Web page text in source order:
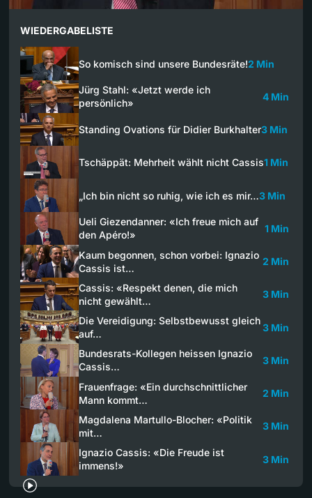
WIEDERGABELISTE
So komisch sind unsere Bundesräte!2 Min
Jürg Stahl: «Jetzt werde ich
persönlich»
4 Min
Standing Ovations für Didier Burkhalter3 Min
Tschäppät: Mehrheit wählt nicht Cassis​1 Min
„Ich bin nicht so ruhig, wie ich es mir…3 Min
Ueli Giezendanner: «Ich freue mich auf
den Apéro!»
1 Min
Kaum begonnen, schon vorbei: Ignazio
Cassis ist…
2 Min
Cassis: «Respekt denen, die mich
nicht gewählt…
3 Min
Die Vereidigung: Selbstbewusst gleich
auf…
3 Min
Bundesrats-Kollegen heissen Ignazio
Cassis…
3 Min
Frauenfrage: «Ein durchschnittlicher
Mann kommt…
2 Min
Magdalena Martullo-Blocher: «Politik
mit…
3 Min
Ignazio Cassis: «Die Freude ist
immens!»
3 Min